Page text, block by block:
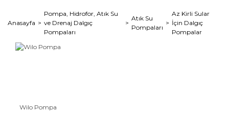
Anasayfa
Pompa, Hidrofor, Atık Su
ve Drenaj Dalgıç
Pompaları
Atık Su
Pompaları
Az Kirli Sular
İçin Dalgıç
Pompalar
Wilo Pompa